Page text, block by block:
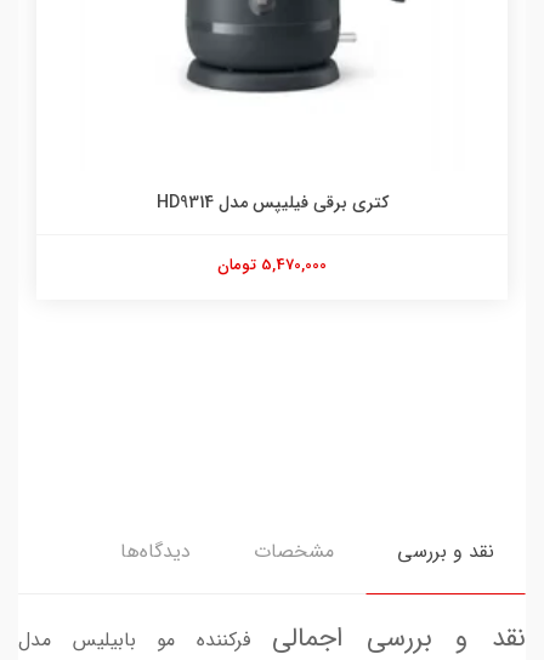
کتری برقی فیلیپس مدل HD9314
5,470,000 تومان
نقد و بررسی مشخصات دیدگاه‌ها
نقد و بررسی اجمالی فرکننده مو بابیلیس مدل